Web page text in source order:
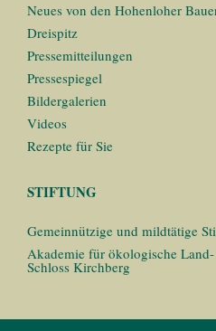
Neues von den Hohenloher
Dreispitz
Pressemitteilungen
Pressespiegel
Bildergalerien
Videos
Rezepte für Sie
STIFTUNG
Gemeinnützige und mildtätige
Akademie für ökologische
Schloss Kirchberg